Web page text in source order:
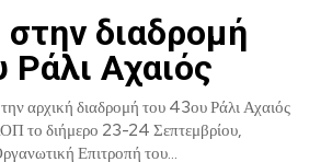
διαδρομή
Ράλι Αχαιός
αρχική διαδρομή του 43ου Ράλι Αχαιός
το διήμερο 23-24 Σεπτεμβρίου,
Επιτροπή του...